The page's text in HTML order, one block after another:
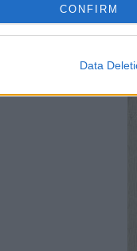
CONFIRM
Data
Nataliával, amelyet képek is